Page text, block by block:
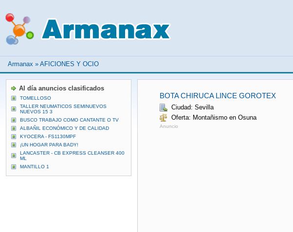
Armanax » AFICIONES Y OCIO
BOTA CHIRUCA LINCE GOROTEX
Ciudad: Sevilla
Oferta: Montañismo en Osuna
Anuncio
Al día anuncios clasificados
TOMELLOSO
TALLER NEUMATICOS SEMINUEVOS
NUEVOS 15 3
BUSCO TRABAJO COMO CANTANTE O TV
ALBAÑIL ECONÓMICO Y DE CALIDAD
KYOCERA - FS1130MPF
¡UN HOGAR PARA BADY!
LANCASTER - CB EXPRESS CLEANSER 400
ML
MANTILLO 1